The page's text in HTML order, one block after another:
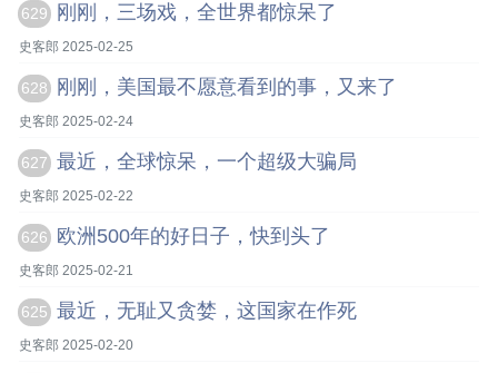
629 刚刚，三场戏，全世界都惊呆了
史客郎 2025-02-25
628 刚刚，美国最不愿意看到的事，又来了
史客郎 2025-02-24
627 最近，全球惊呆，一个超级大骗局
史客郎 2025-02-22
626 欧洲500年的好日子，快到头了
史客郎 2025-02-21
625 最近，无耻又贪婪，这国家在作死
史客郎 2025-02-20